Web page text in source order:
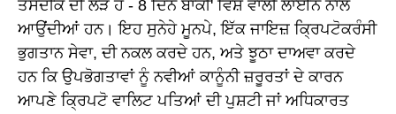
ਤਸਦੀਕ ਦੀ ਲੋੜ ਹੈ - 8 ਦਿਨ ਬਾਕੀ' ਵਿਸ਼ੇ ਵਾਲੀ ਲਾਈਨ ਨਾਲ
ਆਉਂਦੀਆਂ ਹਨ। ਇਹ ਸੁਨੇਹੇ ਮੂਨਪੇ, ਇੱਕ ਜਾਇਜ਼ ਕ੍ਰਿਪਟੋਕਰੰਸੀ
ਭੁਗਤਾਨ ਸੇਵਾ, ਦੀ ਨਕਲ ਕਰਦੇ ਹਨ, ਅਤੇ ਝੂਠਾ ਦਾਅਵਾ ਕਰਦੇ
ਹਨ ਕਿ ਉਪਭੋਗਤਾਵਾਂ ਨੂੰ ਨਵੀਆਂ ਕਾਨੂੰਨੀ ਜ਼ਰੂਰਤਾਂ ਦੇ ਕਾਰਨ
ਆਪਣੇ ਕ੍ਰਿਪਟੋ ਵਾਲਿਟ ਪਤਿਆਂ ਦੀ ਪੁਸ਼ਟੀ ਜਾਂ ਅਧਿਕਾਰਤ